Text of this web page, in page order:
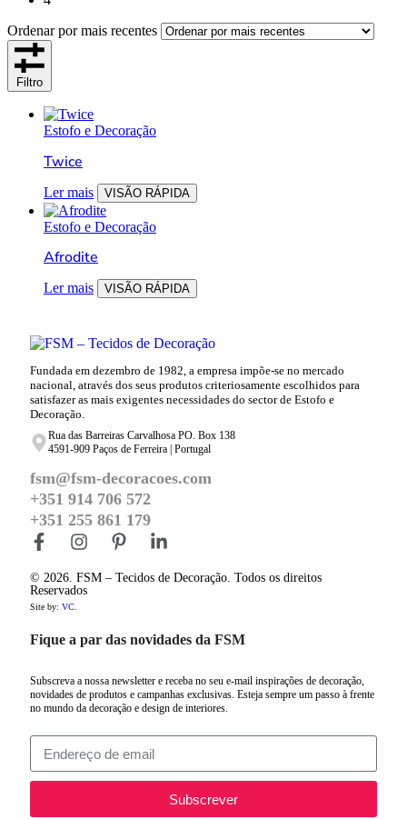
Ordenar por mais recentes
Filtro
Estofo e Decoração
Twice
Ler mais VISÃO RÁPIDA
Estofo e Decoração
Afrodite
Ler mais VISÃO RÁPIDA
Fundada em dezembro de 1982, a empresa impõe-se no mercado
nacional, através dos seus produtos criteriosamente escolhidos para
satisfazer as mais exigentes necessidades do sector de Estofo e
Decoração.
Rua das Barreiras Carvalhosa PO. Box 138
4591-909 Paços de Ferreira | Portugal
fsm@fsm-decoracoes.com
+351 914 706 572
+351 255 861 179
© 2026. FSM – Tecidos de Decoração. Todos os direitos
Reservados
Site by: VC.
Fique a par das novidades da FSM
Subscreva a nossa newsletter e receba no seu e-mail inspirações de decoração,
novidades de produtos e campanhas exclusivas. Esteja sempre um passo à frente
no mundo da decoração e design de interiores.
Subscrever